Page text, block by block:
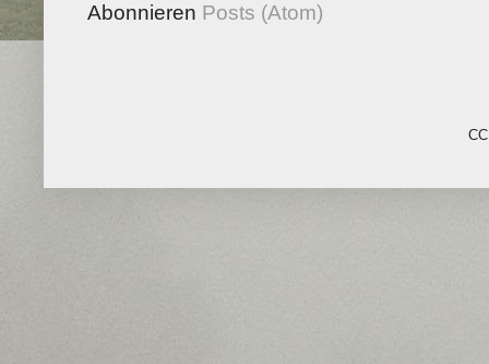
Abonnieren Posts (Atom)